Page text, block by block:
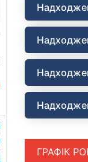
ГРАФІК